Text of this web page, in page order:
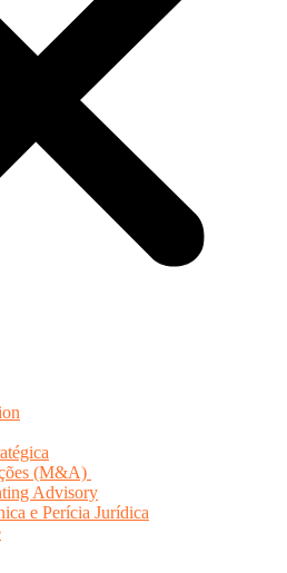
(M&A)
Advisory
e Perícia Jurídica